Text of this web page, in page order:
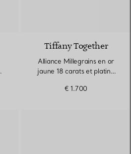
Tiffany Together
Alliance Millegrains en or
jaune 18 carats et platine
€ 1.700